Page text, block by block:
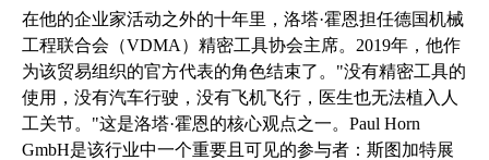
在他的企业家活动之外的十年里，洛塔·霍恩担任德国机械
工程联合会（VDMA）精密工具协会主席。2019年，他作
为该贸易组织的官方代表的角色结束了。"没有精密工具的
使用，没有汽车行驶，没有飞机飞行，医生也无法植入人
工关节。"这是洛塔·霍恩的核心观点之一。Paul Horn
GmbH是该行业中一个重要且可见的参与者：斯图加特展